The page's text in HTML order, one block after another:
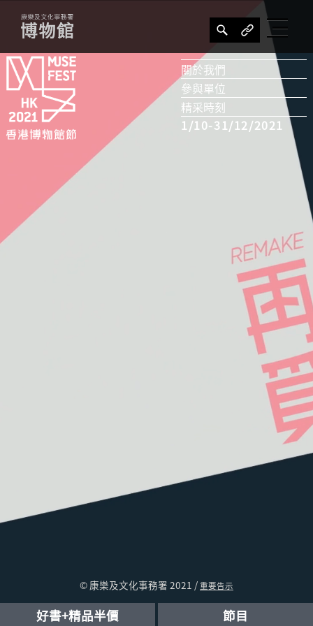
關於我們
參與單位
精采時刻
1/10-31/12/2021
© 康樂及文化事務署 2021 /重要告示
好書+精品半價 節目